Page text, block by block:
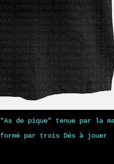
de pique" tenue par la
formé par trois Dés à jouer